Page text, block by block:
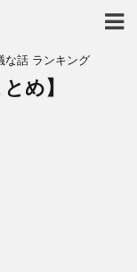
な話 ランキング
め】